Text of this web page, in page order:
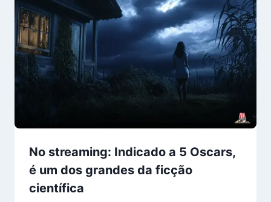
No streaming: Indicado a 5 Oscars,
é um dos grandes da ficção
científica